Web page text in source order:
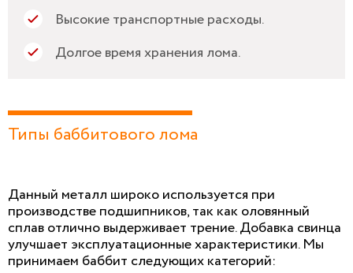
Высокие транспортные расходы.
Долгое время хранения лома.
Типы баббитового лома
Данный металл широко используется при
производстве подшипников, так как оловянный
сплав отлично выдерживает трение. Добавка свинца
улучшает эксплуатационные характеристики. Мы
принимаем баббит следующих категорий: